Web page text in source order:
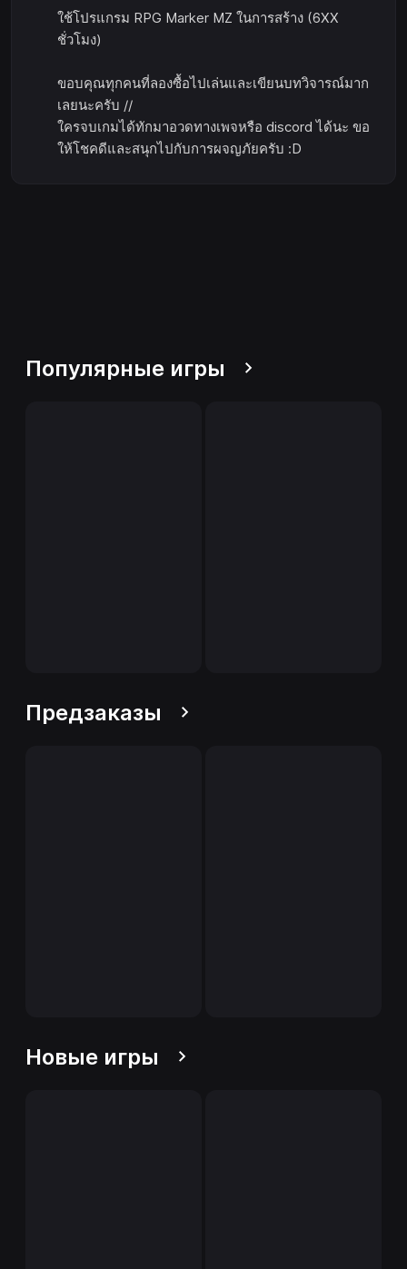
ใช้โปรแกรม RPG Marker MZ ในการสร้าง (6XX
ชั่วโมง)
ขอบคุณทุกคนที่ลองซื้อไปเล่นและเขียนบทวิจารณ์มาก
เลยนะครับ //
ใครจบเกมได้ทักมาอวดทางเพจหรือ discord ได้นะ ขอ
ให้โชคดีและสนุกไปกับการผจญภัยครับ :D
Популярные игры
Предзаказы
Новые игры